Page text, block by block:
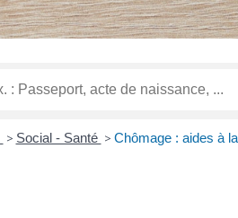
> Social - Santé > Chômage : aides à